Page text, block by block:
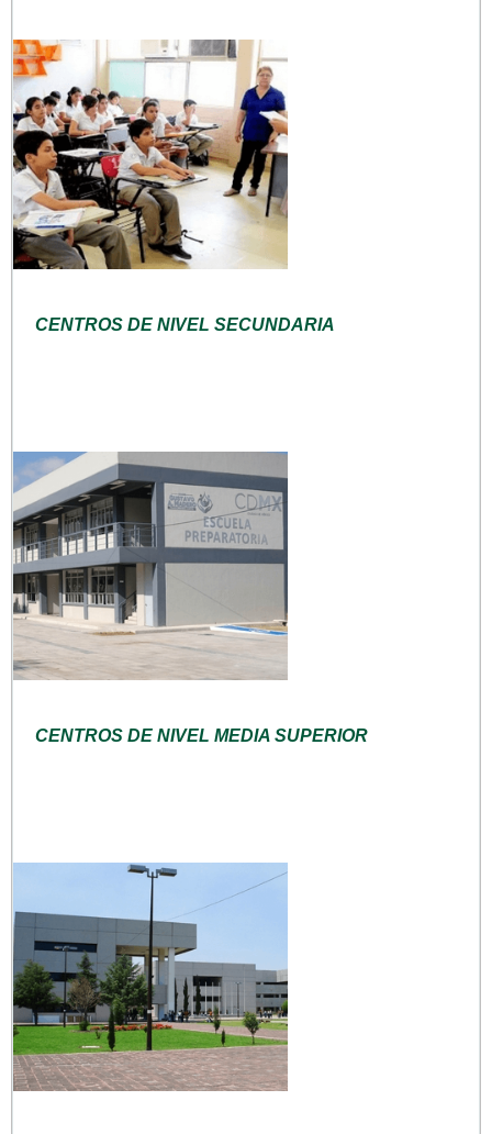
CENTROS DE NIVEL SECUNDARIA
CENTROS DE NIVEL MEDIA SUPERIOR